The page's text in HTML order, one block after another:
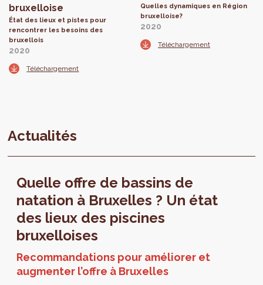
bruxelloise
État des lieux et pistes pour
rencontrer les besoins des
bruxellois
2020
Téléchargement
Quelles dynamiques en Région
bruxelloise?
2020
Téléchargement
Actualités
Quelle offre de bassins de
natation à Bruxelles ? Un état
des lieux des piscines
bruxelloises
Recommandations pour améliorer et
augmenter l’offre à Bruxelles